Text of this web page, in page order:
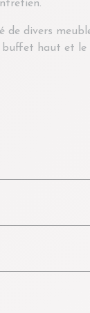
de divers
buffet haut et